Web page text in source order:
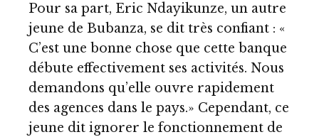
Pour sa part, Eric Ndayikunze, un autre
jeune de Bubanza, se dit très confiant : «
C’est une bonne chose que cette banque
débute effectivement ses activités. Nous
demandons qu’elle ouvre rapidement
des agences dans le pays.» Cependant, ce
jeune dit ignorer le fonctionnement de